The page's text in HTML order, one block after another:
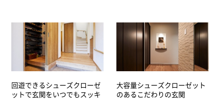
回遊できるシューズクローゼ
ットで玄関をいつでもスッキ
大容量シューズクローゼット
のあるこだわりの玄関